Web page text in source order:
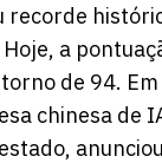
recorde
a
de 94.
chinesa de